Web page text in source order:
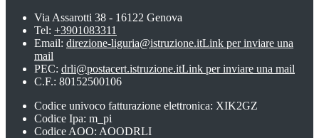
Via Assarotti 38 - 16122 Genova
Tel: +3901083311
Email: direzione-liguria@istruzione.itLink per inviare una
mail
PEC: drli@postacert.istruzione.itLink per inviare una mail
C.F.: 80152500106
Codice univoco fatturazione elettronica: XIK2GZ
Codice Ipa: m_pi
Codice AOO: AOODRLI